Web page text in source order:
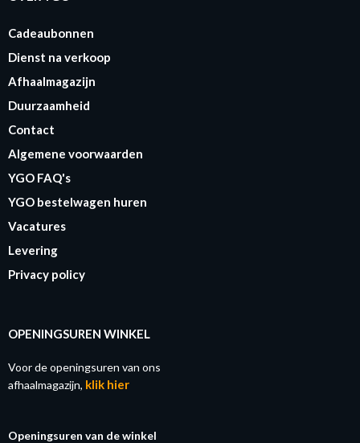
Cadeaubonnen
Dienst na verkoop
Afhaalmagazijn
Duurzaamheid
Contact
Algemene voorwaarden
YGO FAQ's
YGO bestelwagen huren
Vacatures
Levering
Privacy policy
OPENINGSUREN WINKEL
Voor de openingsuren van ons
afhaalmagazijn, klik hier
Openingsuren van de winkel